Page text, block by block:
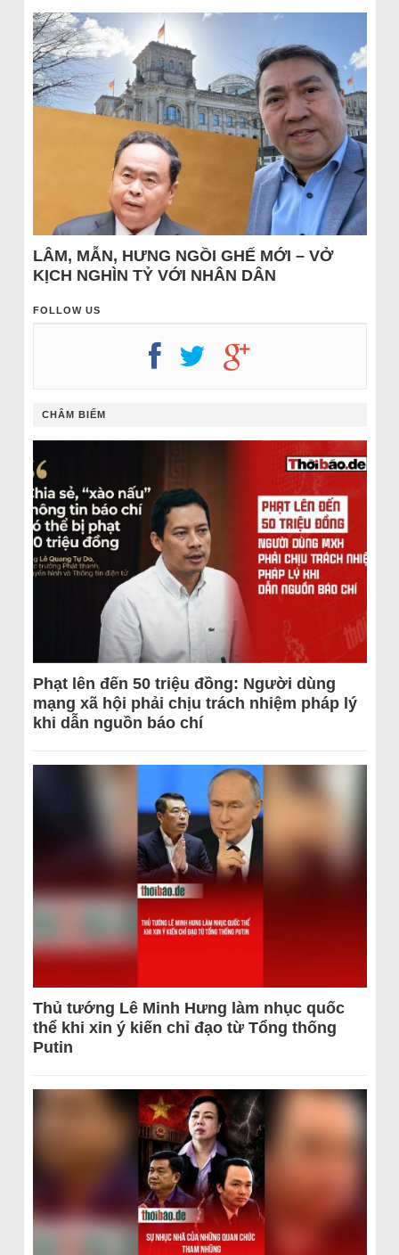
LÂM, MẪN, HƯNG NGỒI GHẾ MỚI – VỞ
KỊCH NGHÌN TỶ VỚI NHÂN DÂN
FOLLOW US
CHÂM BIẾM
Phạt lên đến 50 triệu đồng: Người dùng
mạng xã hội phải chịu trách nhiệm pháp lý
khi dẫn nguồn báo chí
Thủ tướng Lê Minh Hưng làm nhục quốc
thể khi xin ý kiến chỉ đạo từ Tổng thống
Putin